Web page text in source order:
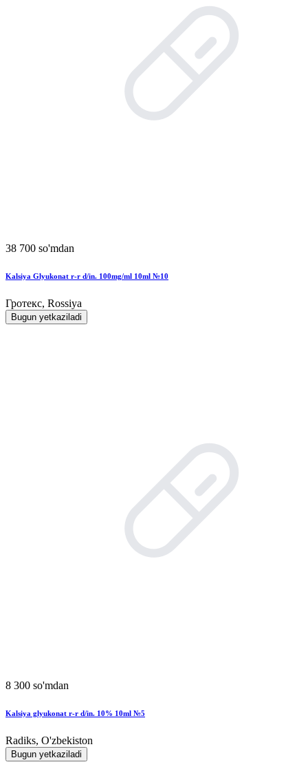
38 700 so'mdan
Kalsiya Glyukonat r-r d/in. 100mg/ml 10ml №10
Гротекс, Rossiya
Bugun yetkaziladi
8 300 so'mdan
Kalsiya glyukonat r-r d/in. 10% 10ml №5
Radiks, O'zbekiston
Bugun yetkaziladi